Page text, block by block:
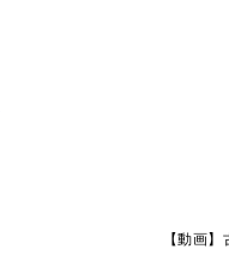
【動画